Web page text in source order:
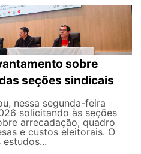
sobre
seções sindicais
nessa segunda-feira
solicitando às seções
arrecadação, quadro
e custos eleitorais. O